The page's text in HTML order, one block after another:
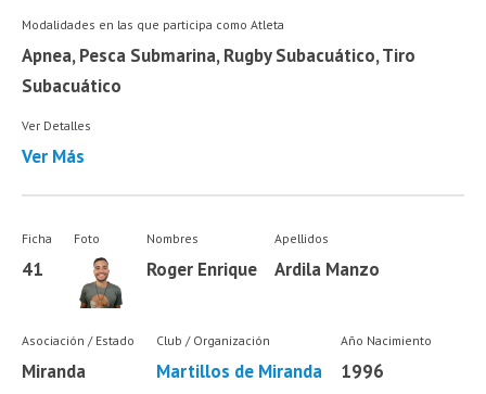
Modalidades en las que participa como Atleta
Apnea, Pesca Submarina, Rugby Subacuático, Tiro
Subacuático
Ver Detalles
Ver Más
Ficha
41
Foto Nombres
Roger Enrique
Apellidos
Ardila Manzo
Asociación / Estado
Miranda
Club / Organización
Martillos de Miranda
Año Nacimiento
1996